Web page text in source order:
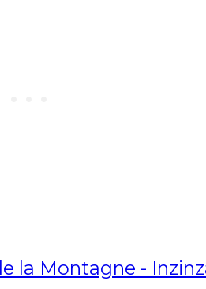
la Montagne -